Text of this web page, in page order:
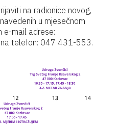
na radionice novog,
u mjesečnom
e-mail adrese:
na telefon: 047 431-553.